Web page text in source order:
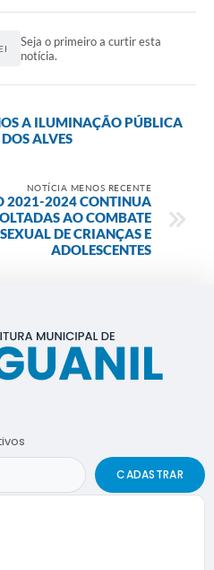
Seja o primeiro a curtir esta
notícia.
A ILUMINAÇÃO PÚBLICA
ALVES
NOTÍCIA MENOS RECENTE
2021-2024 CONTINUA
AO COMBATE
DE CRIANÇAS E
ADOLESCENTES
CADASTRAR